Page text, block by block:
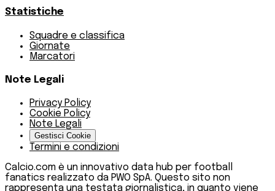
Statistiche
Squadre e classifica
Giornate
Marcatori
Note Legali
Privacy Policy
Cookie Policy
Note Legali
Gestisci Cookie
Termini e condizioni
Calcio.com è un innovativo data hub per football
fanatics realizzato da PWO SpA. Questo sito non
rappresenta una testata giornalistica, in quanto viene